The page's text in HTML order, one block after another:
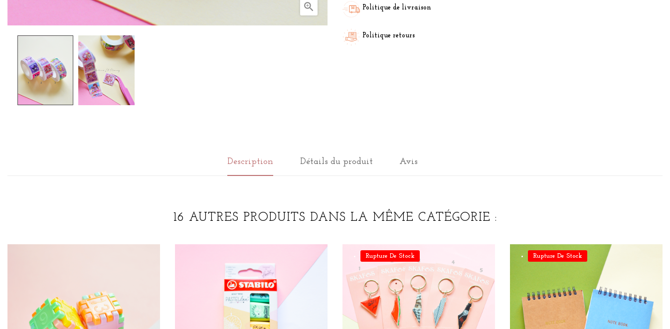
 Politique de livraison
Politique retours
Description Détails du produit Avis
16 AUTRES PRODUITS DANS LA MÊME CATÉGORIE :
Rupture De Stock Rupture De Stock